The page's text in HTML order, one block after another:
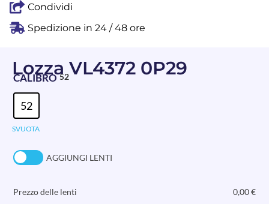
Condividi
Spedizione in 24 / 48 ore
Lozza VL4372 0P29
CALIBRO 52
52
SVUOTA
AGGIUNGI LENTI
Prezzo delle lenti 0,00€